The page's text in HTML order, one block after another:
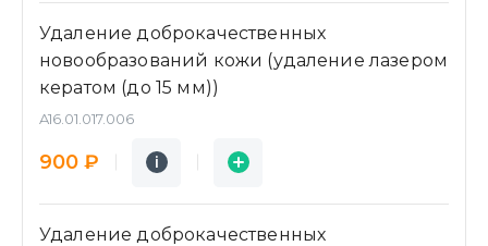
Удаление доброкачественных
новообразований кожи (удаление лазером
кератом (до 15 мм))
A16.01.017.006
900 ₽ i
Подробнее
i
Заявка
Удаление доброкачественных